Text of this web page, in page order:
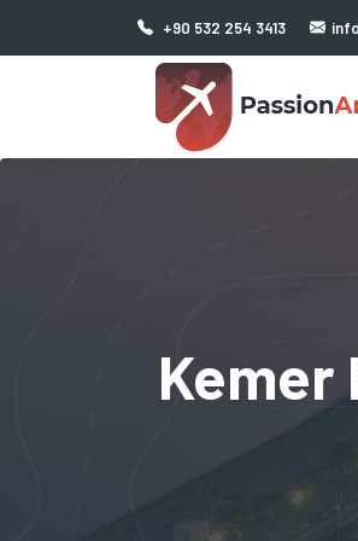
+90 532 254 3413
Kemer